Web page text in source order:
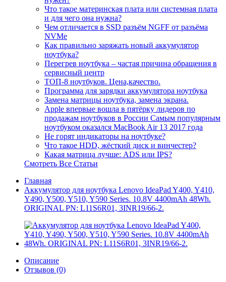
Что такое материнская плата или системная плата
и для чего она нужна?
Чем отличается в SSD разъём NGFF от разъёма
NVMe
Как правильно заряжать новый аккумулятор
ноутбука?
Перегрев ноутбука – частая причина обращения в
сервисный центр
ТОП-8 ноутбуков. Цена,качество.
Программа для зарядки аккумулятора ноутбука
Замена матрицы ноутбука, замена экрана.
Apple впервые вошла в пятёрку лидеров по
продажам ноутбуков в России Самым популярным
ноутбуком оказался MacBook Air 13 2017 года
Не горят индикаторы на ноутбуке?
Что такое HDD, жёсткий диск и винчестер?
Какая матрица лучше: ADS или IPS?
Смотреть Все Статьи
Главная
Аккумулятор для ноутбука Lenovo IdeaPad Y400, Y410,
Y490, Y500, Y510, Y590 Series. 10.8V 4400mAh 48Wh.
ORIGINAL PN: L11S6R01, 3INR19/66-2.
Описание
Отзывов (0)